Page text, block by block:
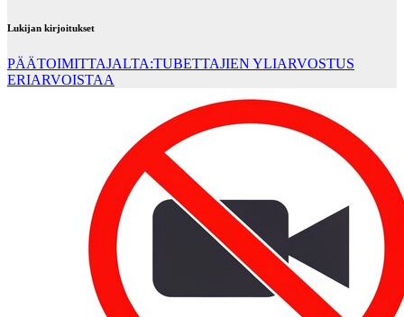
Lukijan kirjoitukset
PÄÄTOIMITTAJALTA:TUBETTAJIEN YLIARVOSTUS
ERIARVOISTAA